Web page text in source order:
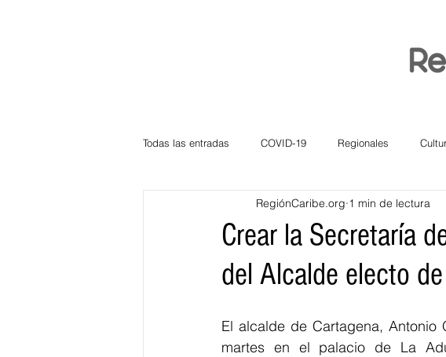
Todas las entradas COVID-19 Regionales
Atlántico La Guajira Cesar
Bloggeros Hermanos Mayores
Educación BID BIENESTAR
Crear la Secretaría
del Alcalde electo
RegiónCaribe.org 1 min de lectura
El alcalde de Cartagena, Antonio
martes en el palacio de La